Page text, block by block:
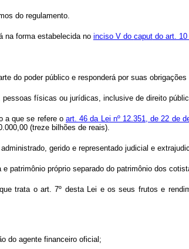
do regulamento.
na forma estabelecida no inciso V do caputdo art. 10
do poder público e responderá por suas
pessoas físicas ou jurídicas, inclusive de direito
a que se refere o art. 46 da Lei nº 12.351, de 22 de
(treze bilhões de reais).
gerido e representado judicial e
patrimônio próprio separado do patrimônio dos
trata o art. 7º desta Lei e os seus frutos e
do agente financeiro oficial;